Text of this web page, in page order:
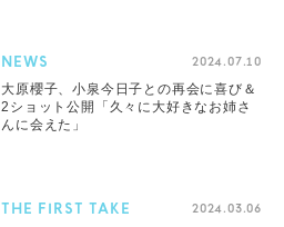
NEWS 2024.07.10
大原櫻子、小泉今日子との再会に喜び＆
2ショット公開「久々に大好きなお姉さ
んに会えた」
THE FIRST TAKE 2024.03.06